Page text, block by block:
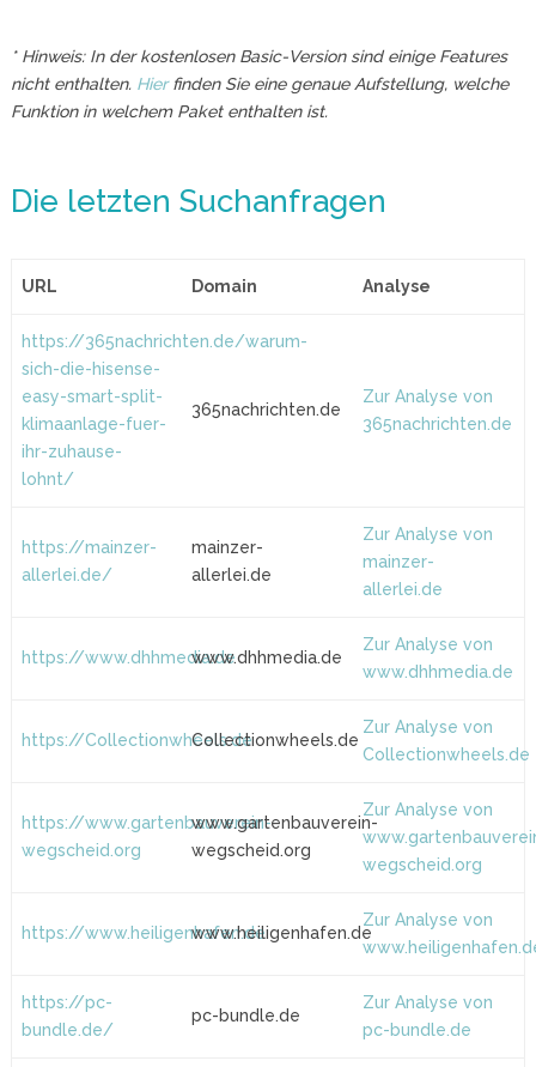
* Hinweis: In der kostenlosen Basic-Version sind einige Features
nicht enthalten. Hierfinden Sie eine genaue Aufstellung, welche
Funktion in welchem Paket enthalten ist.
Die letzten Suchanfragen
URL Domain Analyse
https://365nachrichten.de/warum-
sich-die-hisense-
easy-smart-split-
klimaanlage-fuer-
ihr-zuhause-
lohnt/
365nachrichten.de
Zur Analyse von
365nachrichten.de
https://mainzer-
allerlei.de/
mainzer-
allerlei.de
Zur Analyse von
mainzer-
allerlei.de
https://www.dhhmedia.dewww.dhhmedia.de
Zur Analyse von
www.dhhmedia.de
https://Collectionwheels.deCollectionwheels.de
Zur Analyse von
Collectionwheels.de
https://www.gartenbauverein-
wegscheid.org
www.gartenbauverein-
wegscheid.org
Zur Analyse von
wegscheid.org
https://www.heiligenhafen.dewww.heiligenhafen.de
Zur Analyse von
https://pc-
bundle.de/
pc-bundle.de
Zur Analyse von
pc-bundle.de